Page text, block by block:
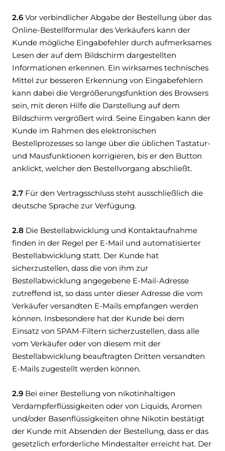
2.6 Vor verbindlicher Abgabe der Bestellung über das
Online-Bestellformular des Verkäufers kann der
Kunde mögliche Eingabefehler durch aufmerksames
Lesen der auf dem Bildschirm dargestellten
Informationen erkennen. Ein wirksames technisches
Mittel zur besseren Erkennung von Eingabefehlern
kann dabei die Vergrößerungsfunktion des Browsers
sein, mit deren Hilfe die Darstellung auf dem
Bildschirm vergrößert wird. Seine Eingaben kann der
Kunde im Rahmen des elektronischen
Bestellprozesses so lange über die üblichen Tastatur-
und Mausfunktionen korrigieren, bis er den Button
anklickt, welcher den Bestellvorgang abschließt.
2.7 Für den Vertragsschluss steht ausschließlich die
deutsche Sprache zur Verfügung.
2.8 Die Bestellabwicklung und Kontaktaufnahme
finden in der Regel per E-Mail und automatisierter
Bestellabwicklung statt. Der Kunde hat
sicherzustellen, dass die von ihm zur
Bestellabwicklung angegebene E-Mail-Adresse
zutreffend ist, so dass unter dieser Adresse die vom
Verkäufer versandten E-Mails empfangen werden
können. Insbesondere hat der Kunde bei dem
Einsatz von SPAM-Filtern sicherzustellen, dass alle
vom Verkäufer oder von diesem mit der
Bestellabwicklung beauftragten Dritten versandten
E-Mails zugestellt werden können.
2.9 Bei einer Bestellung von nikotinhaltigen
Verdampferflüssigkeiten oder von Liquids, Aromen
und/oder Basenflüssigkeiten ohne Nikotin bestätigt
der Kunde mit Absenden der Bestellung, dass er das
gesetzlich erforderliche Mindestalter erreicht hat. Der